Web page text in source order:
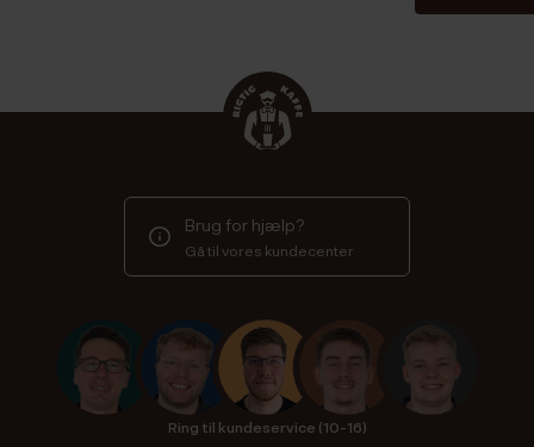
Brug for hjælp?
Gå til vores kundecenter
Ring til kundeservice (10-16)